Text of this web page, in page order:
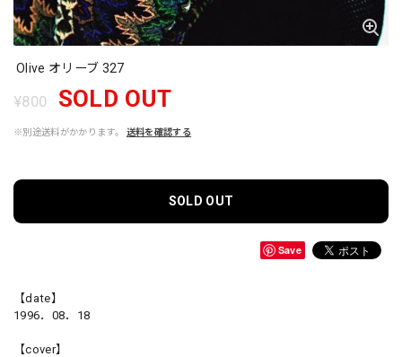
Olive オリーブ 327
¥800 SOLD OUT
※別途送料がかかります。 送料を確認する
SOLD OUT
Save
【date】
1996．08．18
【cover】